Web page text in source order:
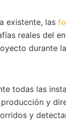
existente, las
reales del
durante
todas las
y
y